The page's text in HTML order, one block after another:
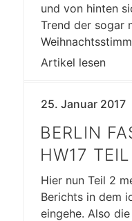
und von hinten
Trend der sogar
Artikel lesen
25. Januar 2017
BERLIN
HW17
Hier nun Teil 2
Berichts in dem
eingehe. Also